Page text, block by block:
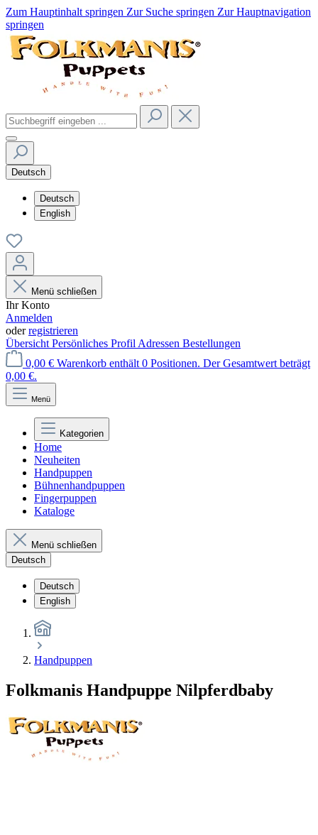
Zum Hauptinhalt springen Zur Suche springen Zur Hauptnavigation
springen
Deutsch
Deutsch
English
Menü schließen
Ihr Konto
Anmelden
oderregistrieren
Übersicht Persönliches Profil Adressen Bestellungen
0,00 € Warenkorb enthält 0 Positionen. Der Gesamtwert beträgt
0,00 €.
Menü
Kategorien
Home
Neuheiten
Handpuppen
Bühnenhandpuppen
Fingerpuppen
Kataloge
Menü schließen
Deutsch
Deutsch
English
Handpuppen
Folkmanis Handpuppe Nilpferdbaby